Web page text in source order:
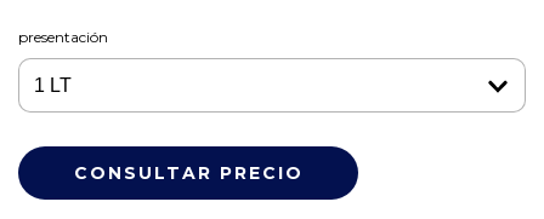
presentación